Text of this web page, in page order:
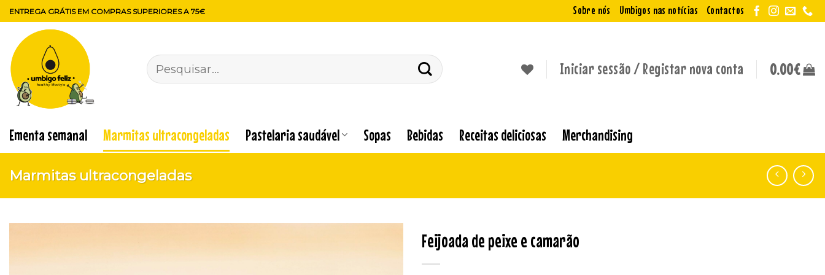
Skip
to
content
ENTREGA GRÁTIS EM COMPRAS SUPERIORES A 75€ Sobre nós Umbigos nas notícias Contactos
Pesquisar
por:
Iniciar sessão / Registar nova conta 0.00€
Ementa semanal Marmitas ultracongeladas Pastelaria saudável Sopas Bebidas Receitas deliciosas Merchandising
Marmitas ultracongeladas
Feijoada de peixe e camarão